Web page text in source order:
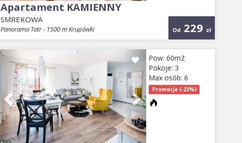
Od 229 zł
Apartament KAMIENNY
SMREKOWA
Panorama Tatr - 1500 m Krupówki
Previous NextPow: 60m2
Pokoje: 3
Max osób: 6
Promocja (-23%)